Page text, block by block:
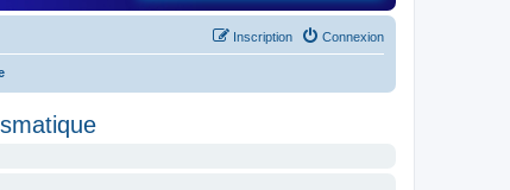
Connexion
Inscription